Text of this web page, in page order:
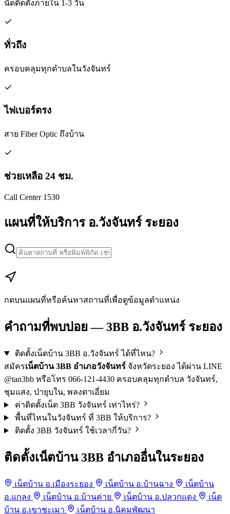
นัดติดตั้งภายใน 1-3 วัน
ทั่วถึง
ครอบคลุมทุกตำบลในวังจันทร์
ไฟเบอร์ตรง
สาย Fiber Optic ถึงบ้าน
ช่วยเหลือ 24 ชม.
Call Center 1530
แผนที่ให้บริการ อ.วังจันทร์ ระยอง
+
กดบนแผนที่หรือค้นหาสถานที่เพื่อดูข้อมูลตำแหน่ง
คำถามที่พบบ่อย — 3BB อ.วังจันทร์ ระยอง
ติดตั้งเน็ตบ้าน 3BB อ.วังจันทร์ ได้ที่ไหน?
สมัครเน็ตบ้าน 3BB อำเภอวังจันทร์ จังหวัดระยอง ได้ผ่าน LINE
@tan3bb หรือโทร 066-121-4430 ครอบคลุมทุกตำบล วังจันทร์,
ชุมแสง, ป่ายุบใน, พลงตาเอี่ยม
ค่าติดตั้งเน็ต 3BB วังจันทร์ เท่าไหร่?
พื้นที่ไหนในวังจันทร์ ที่ 3BB ให้บริการ?
ติดตั้ง 3BB วังจันทร์ ใช้เวลากี่วัน?
ติดตั้งเน็ตบ้าน 3BB อำเภออื่นในระยอง
เน็ตบ้าน อ.เมืองระยอง เน็ตบ้าน อ.บ้านฉาง
เน็ตบ้าน
อ.แกลง
เน็ตบ้าน อ.บ้านค่าย เน็ตบ้าน อ.ปลวกแดง
เน็ต
บ้าน อ.เขาชะเมา
เน็ตบ้าน อ.นิคมพัฒนา
Anubis กำลังตรวจสอบ